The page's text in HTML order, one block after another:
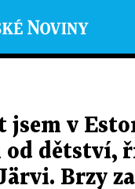
jsem v
od dětství,
Brzy